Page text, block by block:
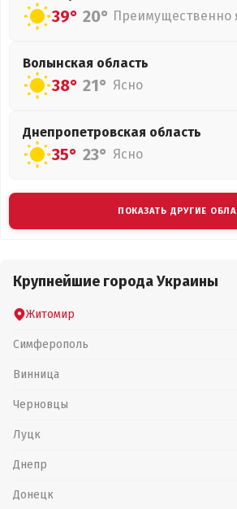
39° 20° Преимущественно
Волынская область
38° 21° Ясно
Днепропетровская область
35° 23° Ясно
ПОКАЗАТЬ ДРУГИЕ
Крупнейшие города Украины
Житомир
Симферополь
Винница
Черновцы
Луцк
Днепр
Донецк